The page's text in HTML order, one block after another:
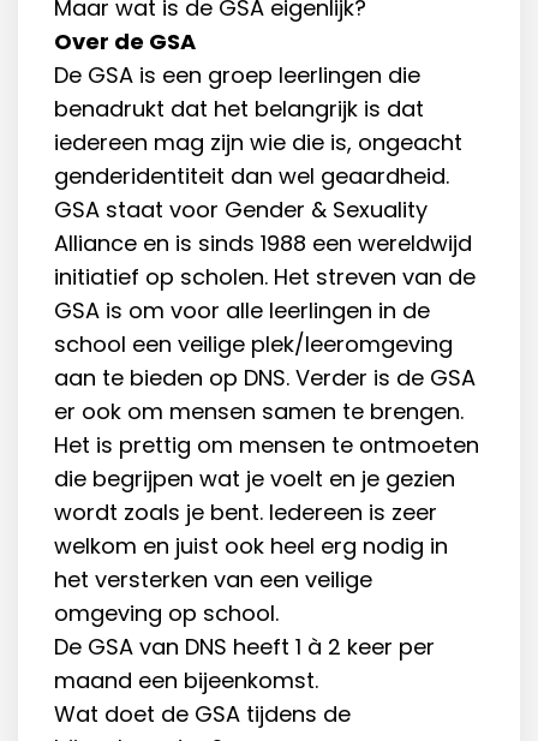
Maar wat is de GSA eigenlijk?
Over de GSA
De GSA is een groep leerlingen die
benadrukt dat het belangrijk is dat
iedereen mag zijn wie die is, ongeacht
genderidentiteit dan wel geaardheid.
GSA staat voor Gender & Sexuality
Alliance en is sinds 1988 een wereldwijd
initiatief op scholen. Het streven van de
GSA is om voor alle leerlingen in de
school een veilige plek/leeromgeving
aan te bieden op DNS. Verder is de GSA
er ook om mensen samen te brengen.
Het is prettig om mensen te ontmoeten
die begrijpen wat je voelt en je gezien
wordt zoals je bent. Iedereen is zeer
welkom en juist ook heel erg nodig in
het versterken van een veilige
omgeving op school.
De GSA van DNS heeft 1 à 2 keer per
maand een bijeenkomst.
Wat doet de GSA tijdens de